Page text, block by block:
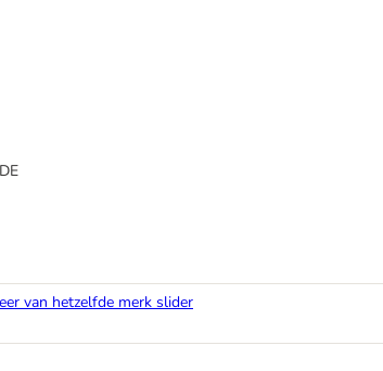
van hetzelfde merk slider